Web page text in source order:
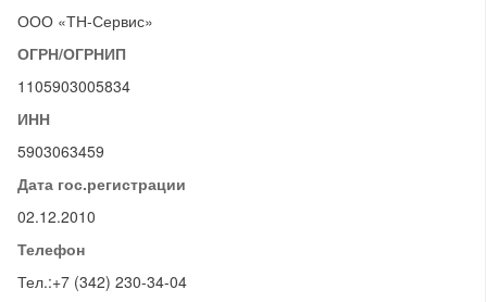
ООО «ТН-Сервис»
ОГРН/ОГРНИП
1105903005834
ИНН
5903063459
Дата гос.регистрации
02.12.2010
Телефон
Тел.:+7 (342) 230-34-04